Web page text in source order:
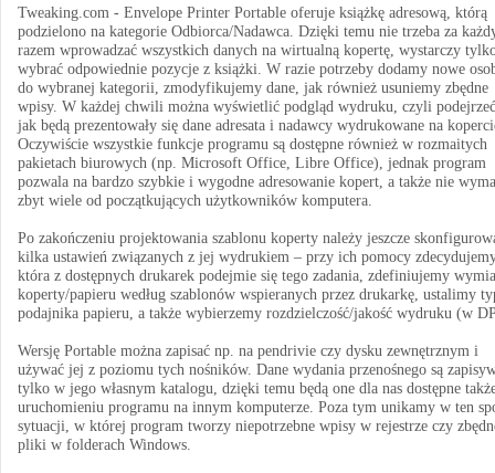
Tweaking.com - Envelope Printer Portable oferuje książkę adresową, którą
podzielono na kategorie Odbiorca/Nadawca. Dzięki temu nie trzeba za
razem wprowadzać wszystkich danych na wirtualną kopertę, wystarczy
wybrać odpowiednie pozycje z książki. W razie potrzeby dodamy nowe
do wybranej kategorii, zmodyfikujemy dane, jak również usuniemy zbędne
wpisy. W każdej chwili można wyświetlić podgląd wydruku, czyli
jak będą prezentowały się dane adresata i nadawcy wydrukowane na
Oczywiście wszystkie funkcje programu są dostępne również w rozmaitych
pakietach biurowych (np. Microsoft Office, Libre Office), jednak program
pozwala na bardzo szybkie i wygodne adresowanie kopert, a także nie
zbyt wiele od początkujących użytkowników komputera.
Po zakończeniu projektowania szablonu koperty należy jeszcze
kilka ustawień związanych z jej wydrukiem – przy ich pomocy
która z dostępnych drukarek podejmie się tego zadania, zdefiniujemy
koperty/papieru według szablonów wspieranych przez drukarkę, ustalimy
podajnika papieru, a także wybierzemy rozdzielczość/jakość wydruku (w
Wersję Portable można zapisać np. na pendrivie czy dysku zewnętrznym i
używać jej z poziomu tych nośników. Dane wydania przenośnego są
tylko w jego własnym katalogu, dzięki temu będą one dla nas dostępne
uruchomieniu programu na innym komputerze. Poza tym unikamy w ten
sytuacji, w której program tworzy niepotrzebne wpisy w rejestrze czy
pliki w folderach Windows.